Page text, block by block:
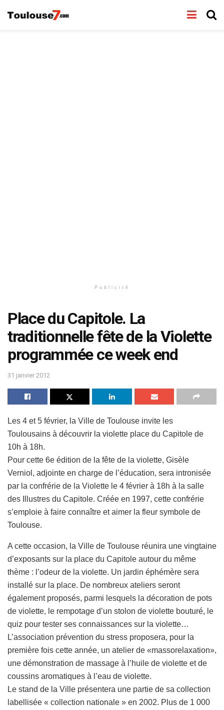
Publicité
Place du Capitole. La
traditionnelle fête de la Violette
programmée ce week end
31 janvier 2012
Les 4 et 5 février, la Ville de Toulouse invite les
Toulousains à découvrir la violette place du Capitole de
10h à 18h.
Pour cette 6e édition de la fête de la violette, Gisèle
Verniol, adjointe en charge de l’éducation, sera intronisée
par la confrérie de la Violette le 4 février à 18h à la salle
des Illustres du Capitole. Créée en 1997, cette confrérie
s’emploie à faire connaître et aimer la fleur symbole de
Toulouse.
A cette occasion, la Ville de Toulouse réunira une vingtaine
d’exposants sur la place du Capitole autour du même
thème : l’odeur de la violette. Un jardin éphémère sera
installé sur la place. De nombreux ateliers seront
également proposés, parmi lesquels la décoration de pots
de violette, le rempotage d’un stolon de violette bouturé, le
quiz pour tester ses connaissances sur la violette…
L’association prévention du stress proposera, pour la
première fois cette année, un atelier de «massorelaxation»,
une démonstration de massage à l’huile de violette et de
coussins aromatiques à l’eau de violette.
Le stand de la Ville présentera une partie de sa collection
labellisée « collection nationale » en 2002. Plus de 1 000